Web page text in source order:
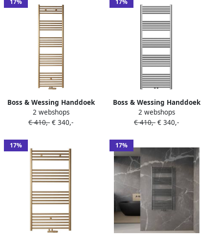
17%
Boss & Wessing Handdoek
Radiator BWS Cory 160x60
cm 557 Watt Midden en
2 webshops
€ 410,- € 340,-
17%
Boss & Wessing Handdoek
Radiator BWS Cory 160x60
cm 557 Watt Midden en
2 webshops
€ 410,- € 340,-
17% 17%